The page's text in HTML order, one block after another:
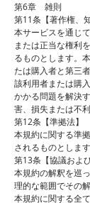
第6章 雑則
第11条【著作権、
本サービスを通じ
または正当な権利
るものとします。
たは購入者と第三
該利用者または購
かかる問題を解決
害、損失または不
第12条【準拠法】
本規約に関する準
されるものとします
第13条【協議およ
本規約の解釈を巡
理的な範囲でその
本規約に関する全